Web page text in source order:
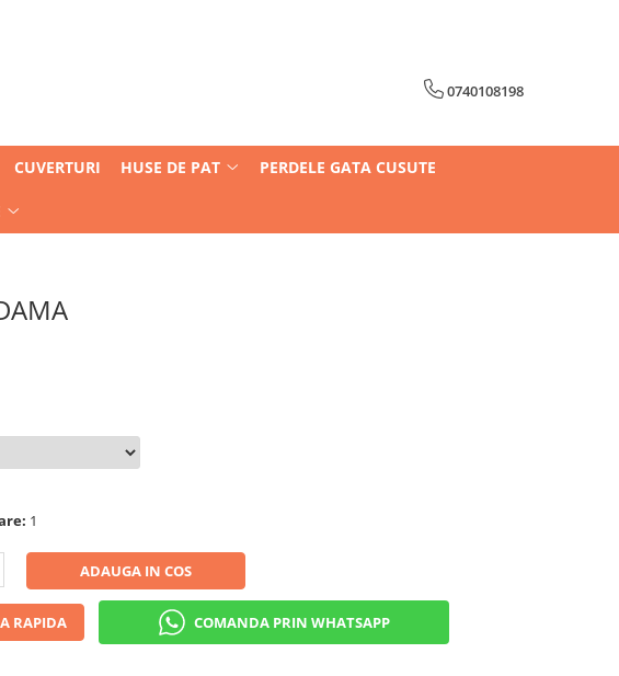
0740108198
CUVERTURI HUSE DE PAT PERDELE GATA CUSUTE
1
ADAUGA IN COS
RAPIDA COMANDA PRIN WHATSAPP